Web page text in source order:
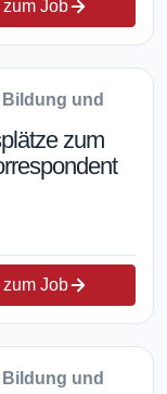
zum Job
und
zum
zum Job
und